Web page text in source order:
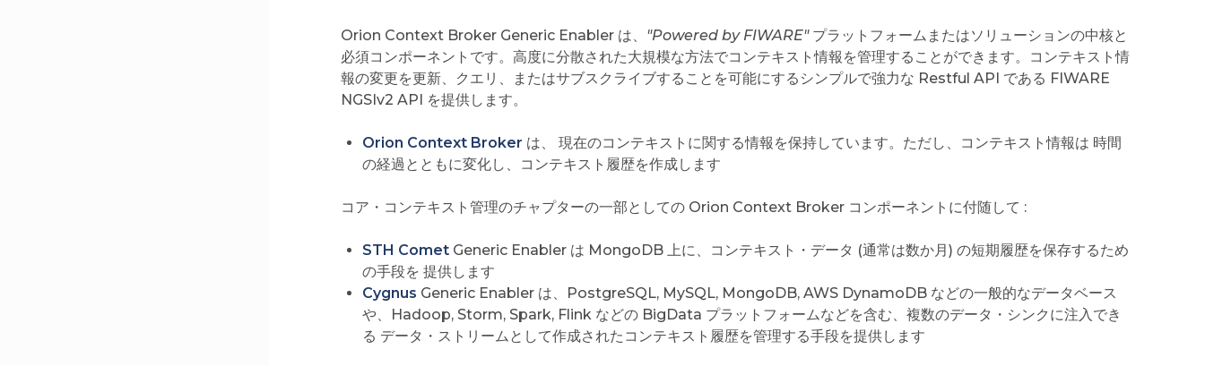
Orion Context Broker Generic Enabler は、 "Powered by FIWARE"プラットフォームまたはソリューションの中核と
必須コンポーネントです。高度に分散された大規模な方法でコンテキスト情報を管理することができます。コンテキスト情
報の変更を更新、クエリ、またはサブスクライブすることを可能にするシンプルで強力な Restful API である FIWARE
NGSIv2 API を提供します。
Orion Context Broker は、 現在のコンテキストに関する情報を保持しています。ただし、コンテキスト情報は 時間
の経過とともに変化し、コンテキスト履歴を作成します
コア・コンテキスト管理のチャプターの一部としての Orion Context Broker コンポーネントに付随して :
STH CometGeneric Enabler は MongoDB 上に、コンテキスト・データ (通常は数か月) の短期履歴を保存するため
の手段を 提供します
Cygnus Generic Enabler は、PostgreSQL, MySQL, MongoDB, AWS DynamoDB などの一般的なデータベース
や、Hadoop, Storm, Spark, Flink などの BigData プラットフォームなどを含む、複数のデータ・シンクに注入でき
る データ・ストリームとして作成されたコンテキスト履歴を管理する手段を提供します